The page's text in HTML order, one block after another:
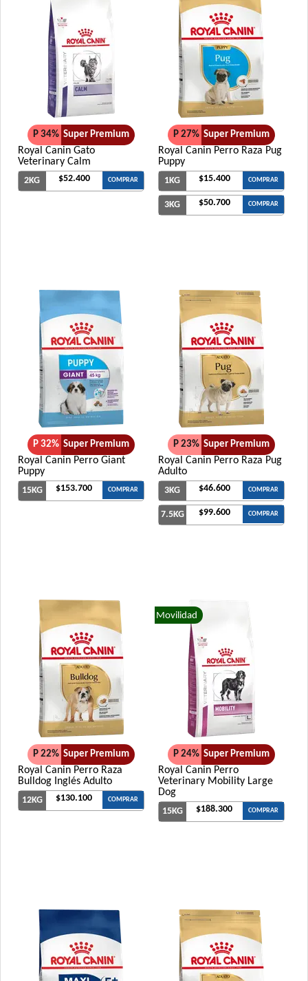
P 34% Super Premium
Royal Canin Gato
Veterinary Calm
2KG $52.400 COMPRAR
P 27% Super Premium
Royal Canin Perro Raza Pug
Puppy
1KG $15.400 COMPRAR
3KG $50.700 COMPRAR
P 32% Super Premium
Royal Canin Perro Giant
Puppy
15KG $153.700 COMPRAR
P 23% Super Premium
Royal Canin Perro Raza Pug
Adulto
3KG $46.600 COMPRAR
7.5KG $99.600 COMPRAR
P 22% Super Premium
Royal Canin Perro Raza
Bulldog Inglés Adulto
12KG $130.100 COMPRAR
Movilidad
P 24% Super Premium
Royal Canin Perro
Veterinary Mobility Large
Dog
15KG $188.300 COMPRAR